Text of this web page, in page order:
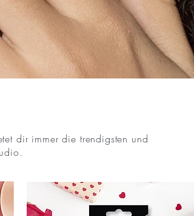
dir immer die trendigsten und